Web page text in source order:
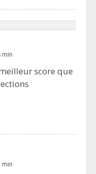
min
score que
min